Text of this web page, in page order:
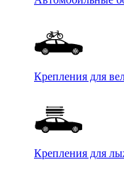
Крепления для
Крепления для